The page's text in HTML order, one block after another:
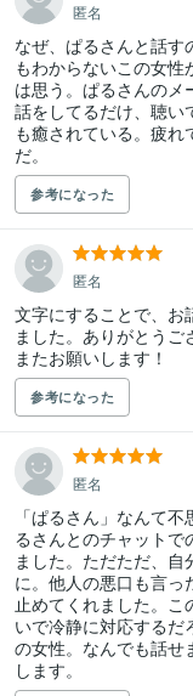
匿名
なぜ、ぱるさんと話
もわからないこの女
は思う。ぱるさんの
話をしてるだけ、聴い
も癒されている。疲
だ。
参考になった
匿名
文字にすることで、お
ました。ありがとうご
またお願いします！
参考になった
匿名
「ぱるさん」なんて
るさんとのチャットで
ました。ただただ、
に。他人の悪口も言っ
止めてくれました。こ
いで冷静に対応するだ
の女性。なんでも話せ
します。